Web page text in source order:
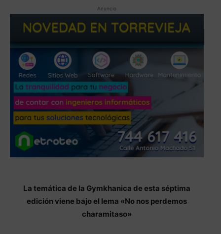
Anuncio
La temática de la Gymkhanica de esta séptima
edición viene bajo el lema «No nos perdemos
charamitaso»